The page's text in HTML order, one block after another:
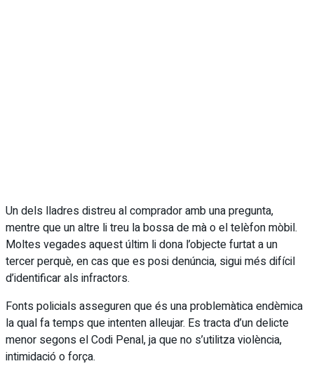
Un dels lladres distreu al comprador amb una pregunta,
mentre que un altre li treu la bossa de mà o el telèfon mòbil.
Moltes vegades aquest últim li dona l’objecte furtat a un
tercer perquè, en cas que es posi denúncia, sigui més difícil
d’identificar als infractors.
Fonts policials asseguren que és una problemàtica endèmica
la qual fa temps que intenten alleujar. Es tracta d’un delicte
menor segons el Codi Penal, ja que no s’utilitza violència,
intimidació o força.